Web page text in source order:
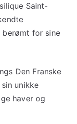
Saint-
for sine
Den Franske
unikke
haver og